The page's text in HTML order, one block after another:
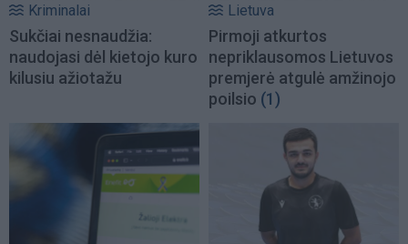
Kriminalai
Sukčiai nesnaudžia:
naudojasi dėl kietojo kuro
kilusiu ažiotažu
Lietuva
Pirmoji atkurtos
nepriklausomos Lietuvos
premjerė atgulė amžinojo
poilsio (1)